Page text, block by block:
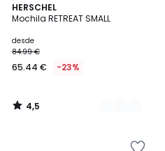
HERSCHEL
Mochila RETREAT SMALL
desde
84.99 €
65.44 € -23%
4,5
/ 5
4
Colores
4,5
/